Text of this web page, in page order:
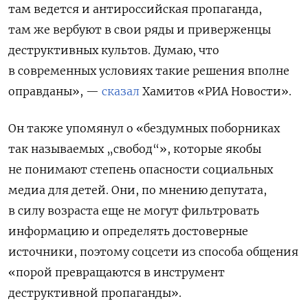
там ведется и антироссийская пропаганда,
там же вербуют в свои ряды и приверженцы
деструктивных культов. Думаю, что
в современных условиях такие решения вполне
оправданы», — сказал Хамитов «РИА Новости».
Он также упомянул о «бездумных поборниках
так называемых „свобод“», которые якобы
не понимают степень опасности социальных
медиа для детей. Они, по мнению депутата,
в силу возраста еще не могут фильтровать
информацию и определять достоверные
источники, поэтому соцсети из способа общения
«порой превращаются в инструмент
деструктивной пропаганды».